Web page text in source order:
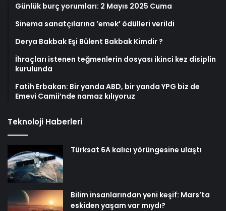
Günlük burç yorumları: 2 Mayıs 2025 Cuma
Sinema sanatçılarına ’emek’ ödülleri verildi
Derya Bakbak Eşi Bülent Bakbak Kimdir ?
İhraçları istenen teğmenlerin dosyası ikinci kez disiplin
kurulunda
Fatih Erbakan: Bir yanda ABD, bir yanda YPG biz de
Emevi Camii’nde namaz kılıyoruz
Teknoloji Haberleri
Türksat 6A kalıcı yörüngesine ulaştı
Bilim insanlarından yeni keşif: Mars’ta
eskiden yaşam var mıydı?